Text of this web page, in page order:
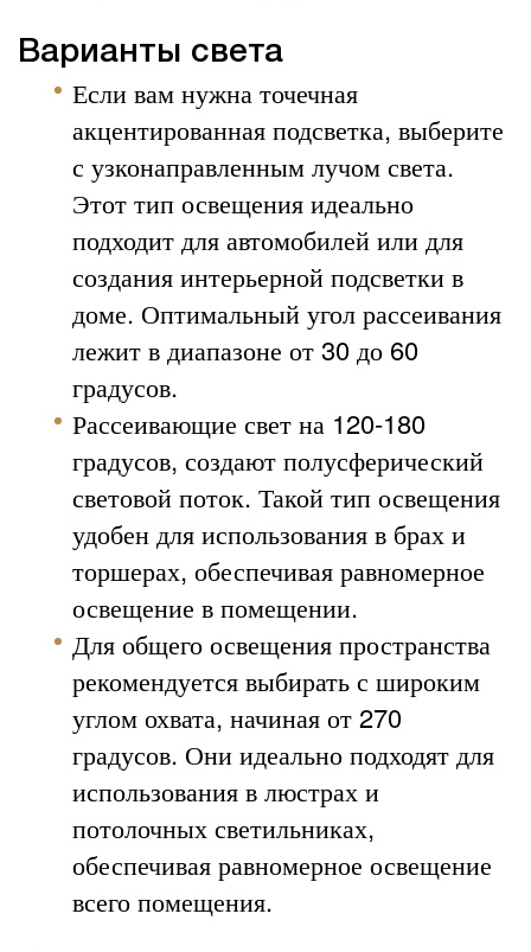
Варианты света
Если вам нужна точечная
акцентированная подсветка, выберите
с узконаправленным лучом света.
Этот тип освещения идеально
подходит для автомобилей или для
создания интерьерной подсветки в
доме. Оптимальный угол рассеивания
лежит в диапазоне от 30 до 60
градусов.
Рассеивающие свет на 120-180
градусов, создают полусферический
световой поток. Такой тип освещения
удобен для использования в брах и
торшерах, обеспечивая равномерное
освещение в помещении.
Для общего освещения пространства
рекомендуется выбирать с широким
углом охвата, начиная от 270
градусов. Они идеально подходят для
использования в люстрах и
потолочных светильниках,
обеспечивая равномерное освещение
всего помещения.